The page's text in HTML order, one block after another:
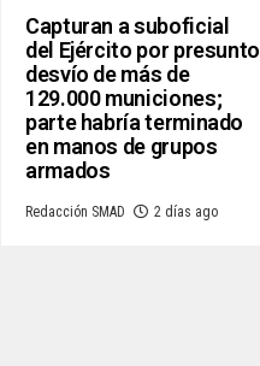
Capturan a suboficial
del Ejército por presunto
desvío de más de
129.000 municiones;
parte habría terminado
en manos de grupos
armados
Redacción SMAD 2 días ago